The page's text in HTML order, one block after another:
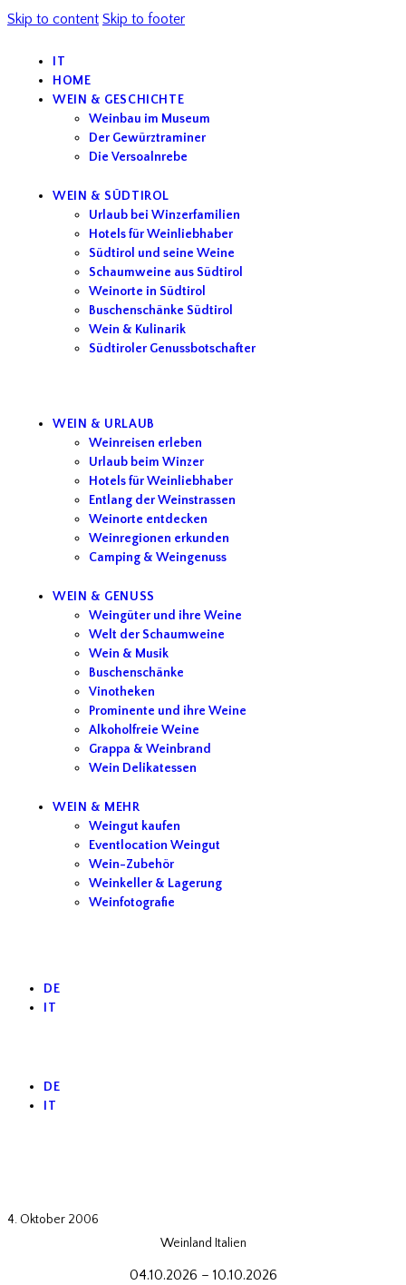
Skip to content Skip to footer
IT
HOME
WEIN & GESCHICHTE
Weinbau im Museum
Der Gewürztraminer
Die Versoalnrebe
WEIN & SÜDTIROL
Urlaub bei Winzerfamilien
Hotels für Weinliebhaber
Südtirol und seine Weine
Schaumweine aus Südtirol
Weinorte in Südtirol
Buschenschänke Südtirol
Wein & Kulinarik
Südtiroler Genussbotschafter
WEIN & URLAUB
Weinreisen erleben
Urlaub beim Winzer
Hotels für Weinliebhaber
Entlang der Weinstrassen
Weinorte entdecken
Weinregionen erkunden
Camping & Weingenuss
WEIN & GENUSS
Weingüter und ihre Weine
Welt der Schaumweine
Wein & Musik
Buschenschänke
Vinotheken
Prominente und ihre Weine
Alkoholfreie Weine
Grappa & Weinbrand
Wein Delikatessen
WEIN & MEHR
Weingut kaufen
Eventlocation Weingut
Wein-Zubehör
Weinkeller & Lagerung
Weinfotografie
DE
IT
DE
IT
4. Oktober 2006
Weinland Italien
04.10.2026 – 10.10.2026